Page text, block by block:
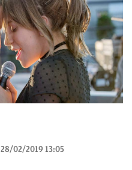
28/02/2019 13:05